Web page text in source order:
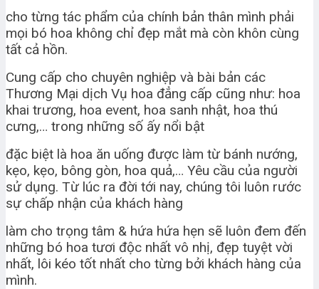
cho từng tác phẩm của chính bản thân mình phải
mọi bó hoa không chỉ đẹp mắt mà còn khôn cùng
tất cả hồn.
Cung cấp cho chuyên nghiệp và bài bản các
Thương Mại dịch Vụ hoa đẳng cấp cũng như: hoa
khai trương, hoa event, hoa sanh nhật, hoa thú
cưng,… trong những số ấy nổi bật
đặc biệt là hoa ăn uống được làm từ bánh nướng,
kẹo, kẹo, bông gòn, hoa quả,… Yêu cầu của người
sử dụng. Từ lúc ra đời tới nay, chúng tôi luôn rước
sự chấp nhận của khách hàng
làm cho trọng tâm & hứa hứa hẹn sẽ luôn đem đến
những bó hoa tươi độc nhất vô nhị, đẹp tuyệt vời
nhất, lôi kéo tốt nhất cho từng bởi khách hàng của
mình.